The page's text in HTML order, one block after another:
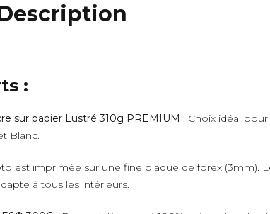
:
sur papier Lustré 310g PREMIUM : Choix idéal
Blanc.
est imprimée sur une fine plaque de forex (3mm).
à tous les intérieurs.